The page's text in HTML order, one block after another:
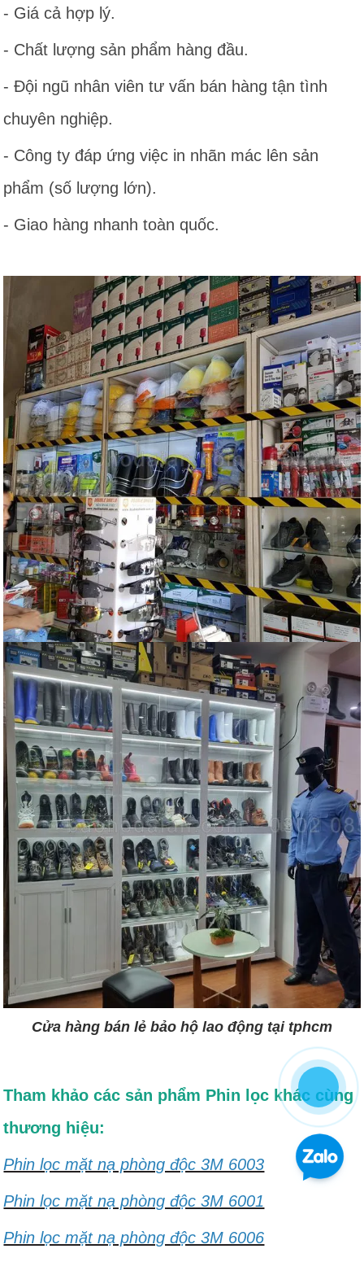
- Giá cả hợp lý.
- Chất lượng sản phẩm hàng đầu.
- Đội ngũ nhân viên tư vấn bán hàng tận tình
chuyên nghiệp.
- Công ty đáp ứng việc in nhãn mác lên sản
phẩm (số lượng lớn).
- Giao hàng nhanh toàn quốc.
Cửa hàng bán lẻ bảo hộ lao động tại tphcm
Tham khảo các sản phẩm Phin lọc khác cùng
thương hiệu:
Phin lọc mặt nạ phòng độc 3M 6003
Phin lọc mặt nạ phòng độc 3M 6001
Phin lọc mặt nạ phòng độc 3M 6006